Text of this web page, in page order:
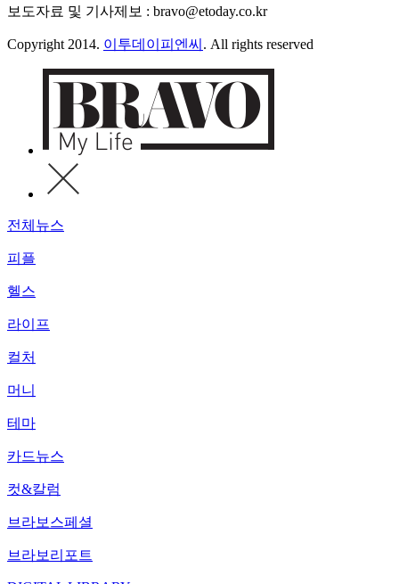
보도자료 및 기사제보 : bravo@etoday.co.kr
Copyright 2014. 이투데이피엔씨 . All rights reserved
전체뉴스
피플
헬스
라이프
컬처
머니
테마
카드뉴스
컷&칼럼
브라보스페셜
브라보리포트